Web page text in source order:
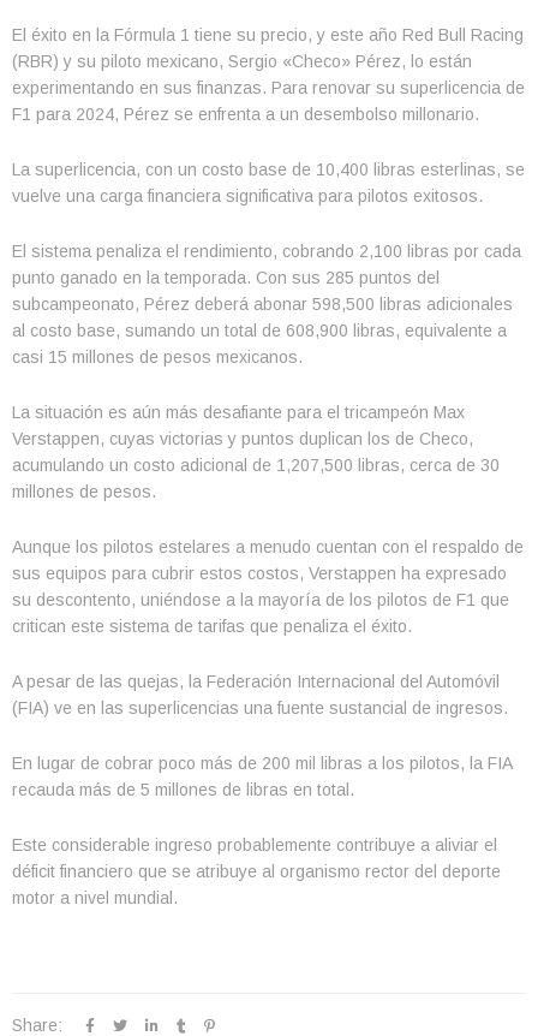
El éxito en la Fórmula 1 tiene su precio, y este año Red Bull Racing
(RBR) y su piloto mexicano, Sergio «Checo» Pérez, lo están
experimentando en sus finanzas. Para renovar su superlicencia de
F1 para 2024, Pérez se enfrenta a un desembolso millonario.
La superlicencia, con un costo base de 10,400 libras esterlinas, se
vuelve una carga financiera significativa para pilotos exitosos.
El sistema penaliza el rendimiento, cobrando 2,100 libras por cada
punto ganado en la temporada. Con sus 285 puntos del
subcampeonato, Pérez deberá abonar 598,500 libras adicionales
al costo base, sumando un total de 608,900 libras, equivalente a
casi 15 millones de pesos mexicanos.
La situación es aún más desafiante para el tricampeón Max
Verstappen, cuyas victorias y puntos duplican los de Checo,
acumulando un costo adicional de 1,207,500 libras, cerca de 30
millones de pesos.
Aunque los pilotos estelares a menudo cuentan con el respaldo de
sus equipos para cubrir estos costos, Verstappen ha expresado
su descontento, uniéndose a la mayoría de los pilotos de F1 que
critican este sistema de tarifas que penaliza el éxito.
A pesar de las quejas, la Federación Internacional del Automóvil
(FIA) ve en las superlicencias una fuente sustancial de ingresos.
En lugar de cobrar poco más de 200 mil libras a los pilotos, la FIA
recauda más de 5 millones de libras en total.
Este considerable ingreso probablemente contribuye a aliviar el
déficit financiero que se atribuye al organismo rector del deporte
motor a nivel mundial.
Share: